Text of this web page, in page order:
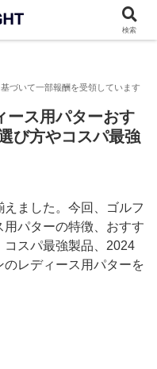
】ピン社製レディース用パター
ース用パターおす
び方やコスパ最強
ました。今回、ゴルフ
パターの特徴、おすす
スパ最強製品、2024
レディース用パターを
検索